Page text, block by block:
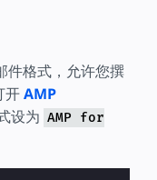
件格式，允许您撰
开AMP
设为 AMP for